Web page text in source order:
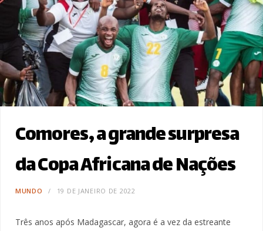
Comores, a grande surpresa
da Copa Africana de Nações
MUNDO 19 DE JANEIRO DE 2022
Três anos após Madagascar, agora é a vez da estreante